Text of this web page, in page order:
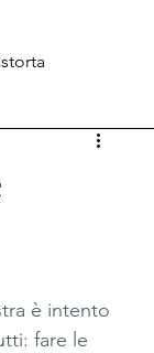
è intento
fare le